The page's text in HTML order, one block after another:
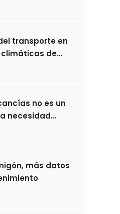
transporte en
climáticas de...
no es un
necesidad...
más datos